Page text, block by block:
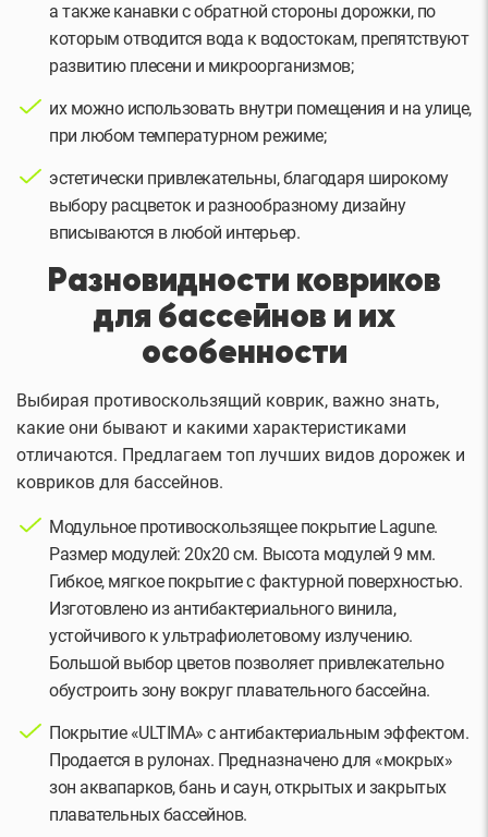
а также канавки с обратной стороны дорожки, по
которым отводится вода к водостокам, препятствуют
развитию плесени и микроорганизмов;
их можно использовать внутри помещения и на улице,
при любом температурном режиме;
эстетически привлекательны, благодаря широкому
выбору расцветок и разнообразному дизайну
вписываются в любой интерьер.
Разновидности ковриков
для бассейнов и их
особенности
Выбирая противоскользящий коврик, важно знать,
какие они бывают и какими характеристиками
отличаются. Предлагаем топ лучших видов дорожек и
ковриков для бассейнов.
Модульное противоскользящее покрытие Lagune.
Размер модулей: 20х20 см. Высота модулей 9 мм.
Гибкое, мягкое покрытие с фактурной поверхностью.
Изготовлено из антибактериального винила,
устойчивого к ультрафиолетовому излучению.
Большой выбор цветов позволяет привлекательно
обустроить зону вокруг плавательного бассейна.
Покрытие «ULTIMA» с антибактериальным эффектом.
Продается в рулонах. Предназначено для «мокрых»
зон аквапарков, бань и саун, открытых и закрытых
плавательных бассейнов.